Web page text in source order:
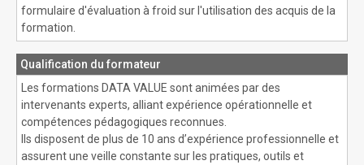
formulaire d'évaluation à froid sur l'utilisation des acquis de la
formation.
Qualification du formateur
Les formations DATA VALUE sont animées par des
intervenants experts, alliant expérience opérationnelle et
compétences pédagogiques reconnues.
Ils disposent de plus de 10 ans d’expérience professionnelle et
assurent une veille constante sur les pratiques, outils et